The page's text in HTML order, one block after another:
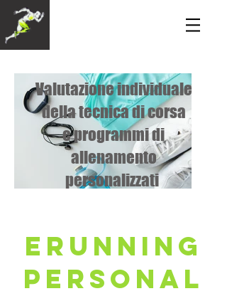
Valutazione individuale
della tecnica di corsa
e programmi di
allenamento
personalizzati
Erunning
PERSONAL